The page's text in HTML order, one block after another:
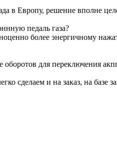
в Европу, решение вполне
педаль газа?
более энергичному
для переключения
сделаем и на заказ, на базе